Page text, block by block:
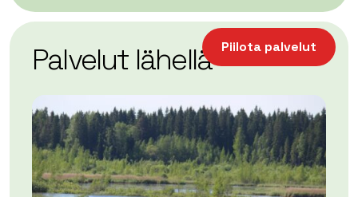
−
Leaflet| ©OpenStreetMap
Piilota palvelut
Palvelut lähellä